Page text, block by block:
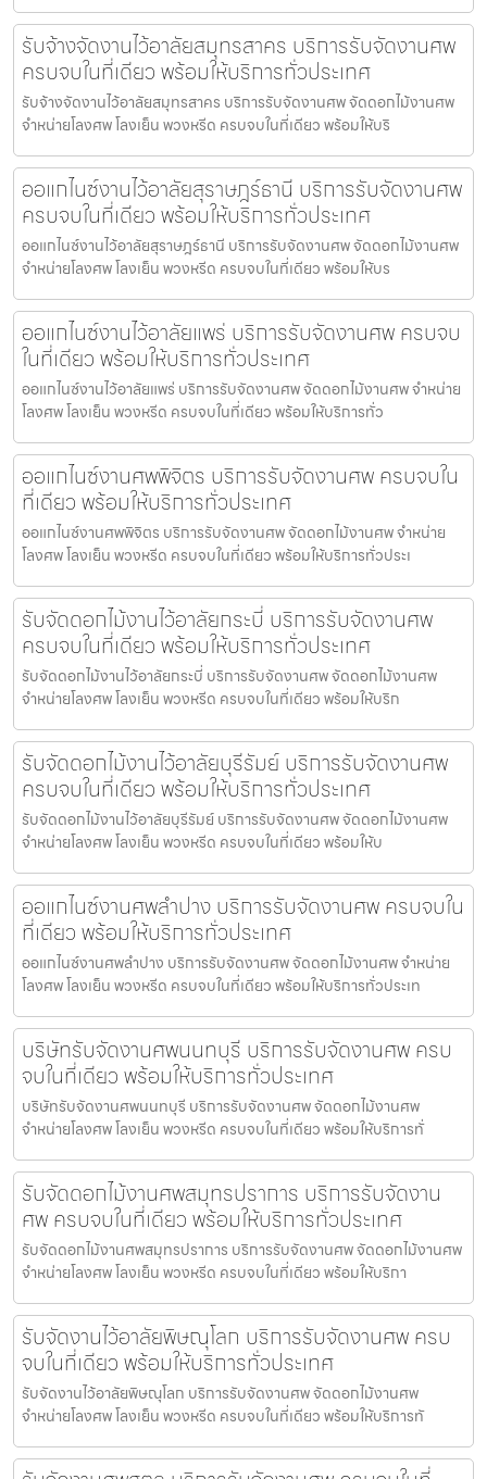
รับจ้างจัดงานไว้อาลัยสมุทรสาคร บริการรับจัดงานศพ
ครบจบในที่เดียว พร้อมให้บริการทั่วประเทศ
รับจ้างจัดงานไว้อาลัยสมุทรสาคร บริการรับจัดงานศพ จัดดอกไม้งานศพ
จำหน่ายโลงศพ โลงเย็น พวงหรีด ครบจบในที่เดียว พร้อมให้บริ
ออแกไนซ์งานไว้อาลัยสุราษฎร์ธานี บริการรับจัดงานศพ
ครบจบในที่เดียว พร้อมให้บริการทั่วประเทศ
ออแกไนซ์งานไว้อาลัยสุราษฎร์ธานี บริการรับจัดงานศพ จัดดอกไม้งานศพ
จำหน่ายโลงศพ โลงเย็น พวงหรีด ครบจบในที่เดียว พร้อมให้บร
ออแกไนซ์งานไว้อาลัยแพร่ บริการรับจัดงานศพ ครบจบ
ในที่เดียว พร้อมให้บริการทั่วประเทศ
ออแกไนซ์งานไว้อาลัยแพร่ บริการรับจัดงานศพ จัดดอกไม้งานศพ จำหน่าย
โลงศพ โลงเย็น พวงหรีด ครบจบในที่เดียว พร้อมให้บริการทั่ว
ออแกไนซ์งานศพพิจิตร บริการรับจัดงานศพ ครบจบใน
ที่เดียว พร้อมให้บริการทั่วประเทศ
ออแกไนซ์งานศพพิจิตร บริการรับจัดงานศพ จัดดอกไม้งานศพ จำหน่าย
โลงศพ โลงเย็น พวงหรีด ครบจบในที่เดียว พร้อมให้บริการทั่วประเ
รับจัดดอกไม้งานไว้อาลัยกระบี่ บริการรับจัดงานศพ
ครบจบในที่เดียว พร้อมให้บริการทั่วประเทศ
รับจัดดอกไม้งานไว้อาลัยกระบี่ บริการรับจัดงานศพ จัดดอกไม้งานศพ
จำหน่ายโลงศพ โลงเย็น พวงหรีด ครบจบในที่เดียว พร้อมให้บริก
รับจัดดอกไม้งานไว้อาลัยบุรีรัมย์ บริการรับจัดงานศพ
ครบจบในที่เดียว พร้อมให้บริการทั่วประเทศ
รับจัดดอกไม้งานไว้อาลัยบุรีรัมย์ บริการรับจัดงานศพ จัดดอกไม้งานศพ
จำหน่ายโลงศพ โลงเย็น พวงหรีด ครบจบในที่เดียว พร้อมให้บ
ออแกไนซ์งานศพลำปาง บริการรับจัดงานศพ ครบจบใน
ที่เดียว พร้อมให้บริการทั่วประเทศ
ออแกไนซ์งานศพลำปาง บริการรับจัดงานศพ จัดดอกไม้งานศพ จำหน่าย
โลงศพ โลงเย็น พวงหรีด ครบจบในที่เดียว พร้อมให้บริการทั่วประเท
บริษัทรับจัดงานศพนนทบุรี บริการรับจัดงานศพ ครบ
จบในที่เดียว พร้อมให้บริการทั่วประเทศ
บริษัทรับจัดงานศพนนทบุรี บริการรับจัดงานศพ จัดดอกไม้งานศพ
จำหน่ายโลงศพ โลงเย็น พวงหรีด ครบจบในที่เดียว พร้อมให้บริการทั่
รับจัดดอกไม้งานศพสมุทรปราการ บริการรับจัดงาน
ศพ ครบจบในที่เดียว พร้อมให้บริการทั่วประเทศ
รับจัดดอกไม้งานศพสมุทรปราการ บริการรับจัดงานศพ จัดดอกไม้งานศพ
จำหน่ายโลงศพ โลงเย็น พวงหรีด ครบจบในที่เดียว พร้อมให้บริกา
รับจัดงานไว้อาลัยพิษณุโลก บริการรับจัดงานศพ ครบ
จบในที่เดียว พร้อมให้บริการทั่วประเทศ
รับจัดงานไว้อาลัยพิษณุโลก บริการรับจัดงานศพ จัดดอกไม้งานศพ
จำหน่ายโลงศพ โลงเย็น พวงหรีด ครบจบในที่เดียว พร้อมให้บริการทั